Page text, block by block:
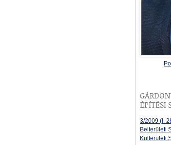
ÉPÍTÉSI
3/2009 (I.
Belterületi
Külterületi